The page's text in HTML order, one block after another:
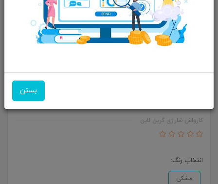
کارواش شارژی گرین لاین مدلCX240(اصلی) cx240
کارواش شارژی گرین لاین
انتخاب رنگ:
مشکی
بستن